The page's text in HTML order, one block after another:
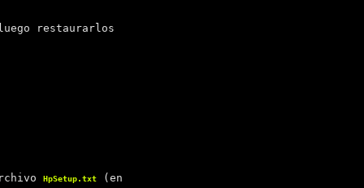
restaurarlos
HpSetup.txt(en